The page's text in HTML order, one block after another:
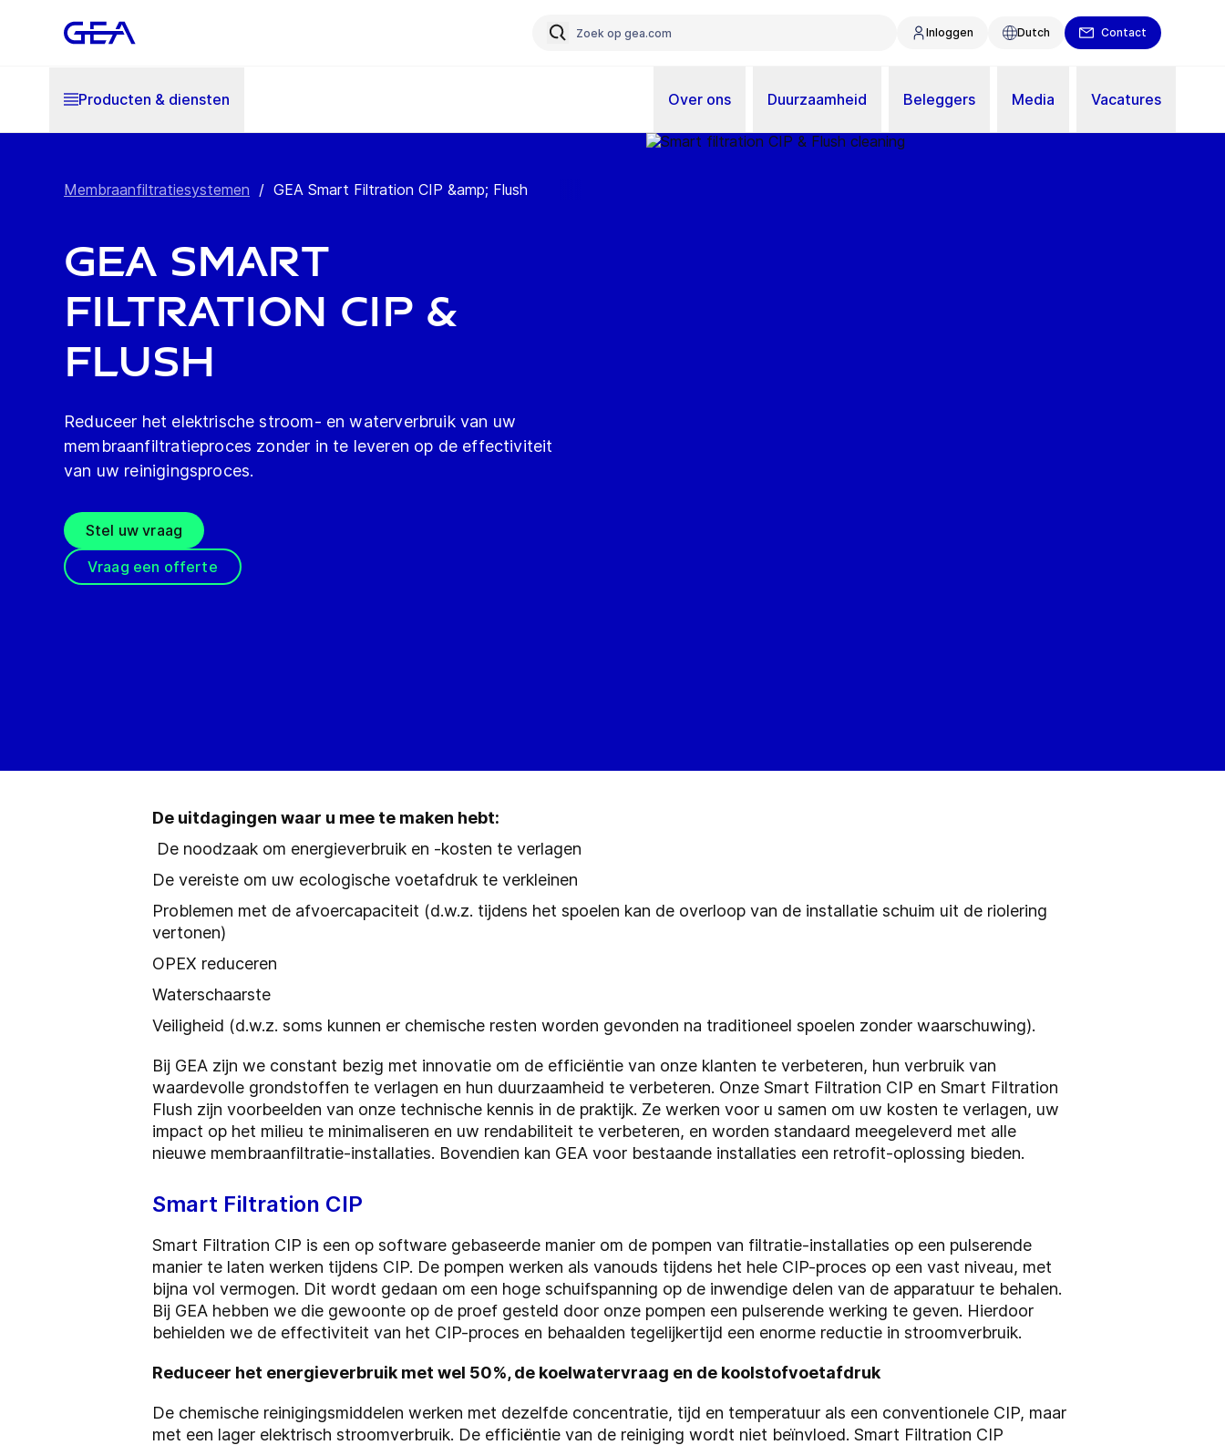
Inloggen Dutch Contact
Producten & diensten Over ons Duurzaamheid Beleggers Media Vacatures
Membraanfiltratiesystemen / GEA Smart Filtration CIP &amp; Flush
GEA Smart
Filtration CIP &
Flush
Reduceer het elektrische stroom- en waterverbruik van uw
membraanfiltratieproces zonder in te leveren op de effectiviteit
van uw reinigingsproces.
Stel uw vraag
Vraag een offerte
De uitdagingen waar u mee te maken hebt:
De noodzaak om energieverbruik en -kosten te verlagen
De vereiste om uw ecologische voetafdruk te verkleinen
Problemen met de afvoercapaciteit (d.w.z. tijdens het spoelen kan de overloop van de installatie schuim uit de riolering
vertonen)
OPEX reduceren
Waterschaarste
Veiligheid (d.w.z. soms kunnen er chemische resten worden gevonden na traditioneel spoelen zonder waarschuwing).
Bij GEA zijn we constant bezig met innovatie om de efficiëntie van onze klanten te verbeteren, hun verbruik van
waardevolle grondstoffen te verlagen en hun duurzaamheid te verbeteren. Onze Smart Filtration CIP en Smart Filtration
Flush zijn voorbeelden van onze technische kennis in de praktijk. Ze werken voor u samen om uw kosten te verlagen, uw
impact op het milieu te minimaliseren en uw rendabiliteit te verbeteren, en worden standaard meegeleverd met alle
nieuwe membraanfiltratie-installaties. Bovendien kan GEA voor bestaande installaties een retrofit-oplossing bieden.
Smart Filtration CIP
Smart Filtration CIP is een op software gebaseerde manier om de pompen van filtratie-installaties op een pulserende
manier te laten werken tijdens CIP. De pompen werken als vanouds tijdens het hele CIP-proces op een vast niveau, met
bijna vol vermogen. Dit wordt gedaan om een hoge schuifspanning op de inwendige delen van de apparatuur te behalen.
Bij GEA hebben we die gewoonte op de proef gesteld door onze pompen een pulserende werking te geven. Hierdoor
behielden we de effectiviteit van het CIP-proces en behaalden tegelijkertijd een enorme reductie in stroomverbruik.
Reduceer het energieverbruik met wel 50%, de koelwatervraag en de koolstofvoetafdruk
De chemische reinigingsmiddelen werken met dezelfde concentratie, tijd en temperatuur als een conventionele CIP, maar
met een lager elektrisch stroomverbruik. De efficiëntie van de reiniging wordt niet beïnvloed. Smart Filtration CIP